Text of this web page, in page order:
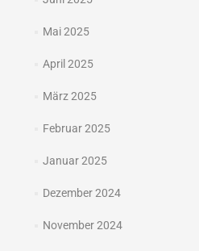
Mai 2025
April 2025
März 2025
Februar 2025
Januar 2025
Dezember 2024
November 2024